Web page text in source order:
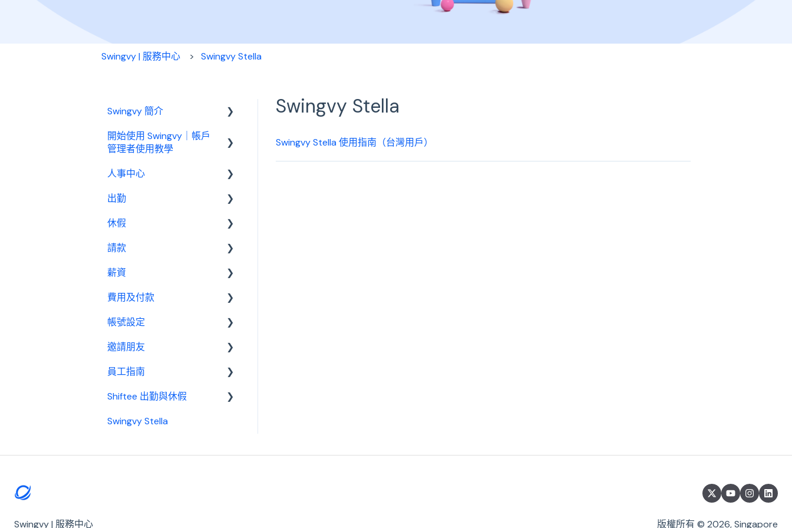
Swingvy | 服務中心 Swingvy Stella
Swingvy Stella
Swingvy Stella 使用指南（台灣用戶）
Swingvy 簡介
認識 Swingvy
開始使用 Swingvy｜帳戶
管理者使用教學
Swingvy 新手教學｜所有你
人事中心
人員
公告
行事曆
績效管理
設定
報表
出勤
基本設定
出勤管理者
我是員工
休假
基本設置
休假管理員
請款
請款管理員
薪資
基本設置
薪資管理員
費用及付款
訂閱相關
費用及付款
帳號設定
管理設定
邀請朋友
邀請制度
員工指南
開始使用
基本設置
Shiftee 出勤與休假
Swingvy x Shiftee 新手教
Swingvy Stella
Swingvy | 服務中心 版權所有 © 2026, Singapore